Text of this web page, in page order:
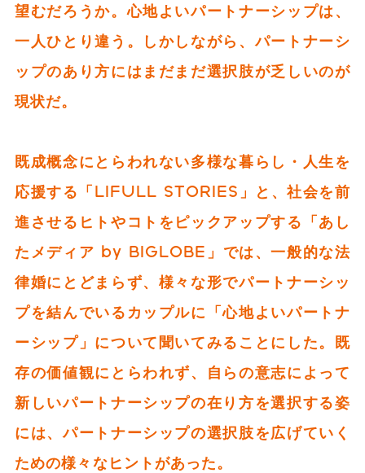
望むだろうか。心地よいパートナーシップは、
一人ひとり違う。しかしながら、パートナーシ
ップのあり方にはまだまだ選択肢が乏しいのが
現状だ。
既成概念にとらわれない多様な暮らし・人生を
応援する「LIFULL STORIES」と、社会を前
進させるヒトやコトをピックアップする「あし
たメディア by BIGLOBE」では、一般的な法
律婚にとどまらず、様々な形でパートナーシッ
プを結んでいるカップルに「心地よいパートナ
ーシップ」について聞いてみることにした。既
存の価値観にとらわれず、自らの意志によって
新しいパートナーシップの在り方を選択する姿
には、パートナーシップの選択肢を広げていく
ための様々なヒントがあった。